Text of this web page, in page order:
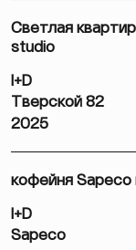
Светлая
studio
I+D
Тверской 82
2025
кофейня
I+D
Sapeco